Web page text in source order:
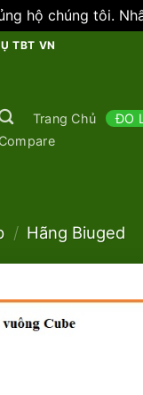
hộ chúng tôi.
TBT VN
Trang Chủ ĐO
Compare
/ Hãng Biuged